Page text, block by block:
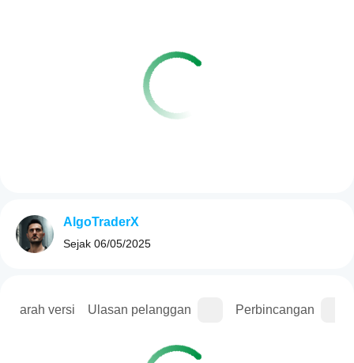
Sejarah versi Ulasan pelanggan Perbincangan
AlgoTraderX
Sejak 06/05/2025